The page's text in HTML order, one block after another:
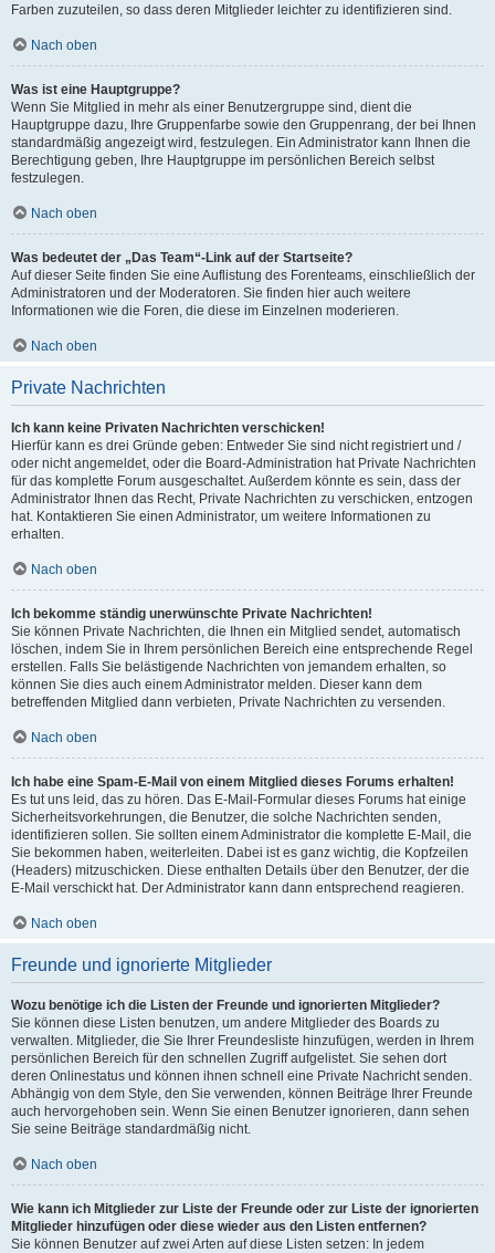
Farben zuzuteilen, so dass deren Mitglieder leichter zu identifizieren sind.
Nach oben
Was ist eine Hauptgruppe?
Wenn Sie Mitglied in mehr als einer Benutzergruppe sind, dient die
Hauptgruppe dazu, Ihre Gruppenfarbe sowie den Gruppenrang, der bei Ihnen
standardmäßig angezeigt wird, festzulegen. Ein Administrator kann Ihnen die
Berechtigung geben, Ihre Hauptgruppe im persönlichen Bereich selbst
festzulegen.
Nach oben
Was bedeutet der „Das Team“-Link auf der Startseite?
Auf dieser Seite finden Sie eine Auflistung des Forenteams, einschließlich der
Administratoren und der Moderatoren. Sie finden hier auch weitere
Informationen wie die Foren, die diese im Einzelnen moderieren.
Nach oben
Private Nachrichten
Ich kann keine Privaten Nachrichten verschicken!
Hierfür kann es drei Gründe geben: Entweder Sie sind nicht registriert und /
oder nicht angemeldet, oder die Board-Administration hat Private Nachrichten
für das komplette Forum ausgeschaltet. Außerdem könnte es sein, dass der
Administrator Ihnen das Recht, Private Nachrichten zu verschicken, entzogen
hat. Kontaktieren Sie einen Administrator, um weitere Informationen zu
erhalten.
Nach oben
Ich bekomme ständig unerwünschte Private Nachrichten!
Sie können Private Nachrichten, die Ihnen ein Mitglied sendet, automatisch
löschen, indem Sie in Ihrem persönlichen Bereich eine entsprechende Regel
erstellen. Falls Sie belästigende Nachrichten von jemandem erhalten, so
können Sie dies auch einem Administrator melden. Dieser kann dem
betreffenden Mitglied dann verbieten, Private Nachrichten zu versenden.
Nach oben
Ich habe eine Spam-E-Mail von einem Mitglied dieses Forums erhalten!
Es tut uns leid, das zu hören. Das E-Mail-Formular dieses Forums hat einige
Sicherheitsvorkehrungen, die Benutzer, die solche Nachrichten senden,
identifizieren sollen. Sie sollten einem Administrator die komplette E-Mail, die
Sie bekommen haben, weiterleiten. Dabei ist es ganz wichtig, die Kopfzeilen
(Headers) mitzuschicken. Diese enthalten Details über den Benutzer, der die
E-Mail verschickt hat. Der Administrator kann dann entsprechend reagieren.
Nach oben
Freunde und ignorierte Mitglieder
Wozu benötige ich die Listen der Freunde und ignorierten Mitglieder?
Sie können diese Listen benutzen, um andere Mitglieder des Boards zu
verwalten. Mitglieder, die Sie Ihrer Freundesliste hinzufügen, werden in Ihrem
persönlichen Bereich für den schnellen Zugriff aufgelistet. Sie sehen dort
deren Onlinestatus und können ihnen schnell eine Private Nachricht senden.
Abhängig von dem Style, den Sie verwenden, können Beiträge Ihrer Freunde
auch hervorgehoben sein. Wenn Sie einen Benutzer ignorieren, dann sehen
Sie seine Beiträge standardmäßig nicht.
Nach oben
Wie kann ich Mitglieder zur Liste der Freunde oder zur Liste der ignorierten
Mitglieder hinzufügen oder diese wieder aus den Listen entfernen?
Sie können Benutzer auf zwei Arten auf diese Listen setzen: In jedem